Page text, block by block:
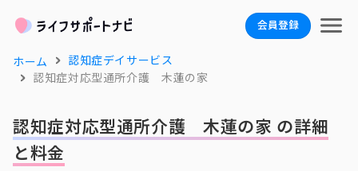
会員登録
ホーム
認知症デイサービス
認知症対応型通所介護 木蓮の家
認知症対応型通所介護 木蓮の家 の詳細
と料金